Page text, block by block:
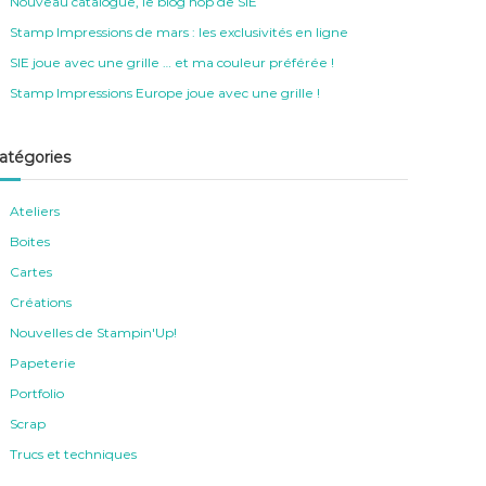
Stamp Impressions de mars : les exclusivités en ligne
SIE joue avec une grille … et ma couleur préférée !
Stamp Impressions Europe joue avec une grille !
Ateliers
Boites
Cartes
Créations
Nouvelles de Stampin'Up!
Papeterie
Portfolio
Scrap
Trucs et techniques